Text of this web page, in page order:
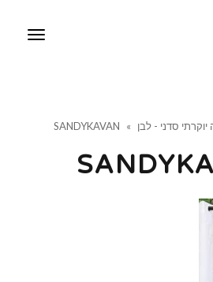
תפריט
יוקרתי סדני - לבן »
SANDYKAVAN